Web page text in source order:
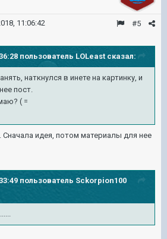
#5
11:06:42
пользователь LOLeast сказал:
наткнулся в инете на картинку, и
пост.
( =
идея, потом материалы для нее
пользователь Sckorpion100